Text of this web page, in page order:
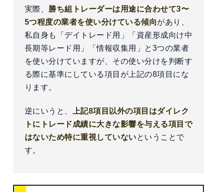
実際、 勝ち組トレーダーは用途に合わせて3〜
5つ程度の業者を使い分けている傾向があり、
私自身も「デイトレード用」「資産形成向け中
長期等レード用」「情報収集用」と3つの業者
を使い分けていますが、その使い分けを判断す
る際に基準にしている項目が上記の8項目にな
ります。
逆にいうと、
上記8項目以外の項目はダイレク
トにトレード成績に大きな影響を与える項目で
はないため特に重視していないということで
す。